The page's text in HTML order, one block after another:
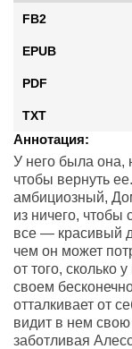
FB2
EPUB
PDF
TXT
Аннотация:
У него была она,
чтобы вернуть
амбициозный,
из ничего, чтобы
все — красивый
чем он может
от того, сколько
своем
отталкивает от
видит в нем
заботливая